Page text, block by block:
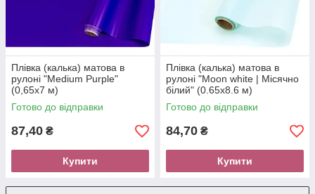
Плівка (калька) матова в
рулоні "Medium Purple"
(0,65х7 м)
Готово до відправки
87,40 ₴
Купити
Плівка (калька) матова в
рулоні "Moon white | Місячно
білий" (0.65х8.6 м)
Готово до відправки
84,70 ₴
Купити